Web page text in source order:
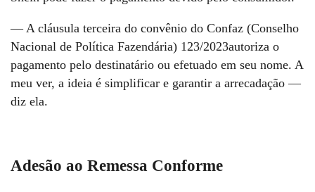
— A cláusula terceira do convênio do Confaz (Conselho
Nacional de Política Fazendária) 123/2023autoriza o
pagamento pelo destinatário ou efetuado em seu nome. A
meu ver, a ideia é simplificar e garantir a arrecadação —
diz ela.
Adesão ao Remessa Conforme